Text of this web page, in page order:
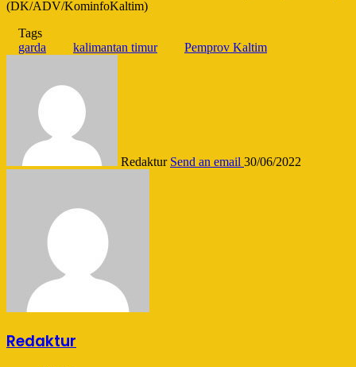
(DK/ADV/KominfoKaltim)
Tags
garda
kalimantan timur Pemprov Kaltim
Redaktur Send an email 30/06/2022
Redaktur